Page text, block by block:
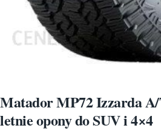
Matador MP72 Izzarda A/
letnie opony do SUV i 4×4